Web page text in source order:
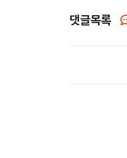
댓글목록